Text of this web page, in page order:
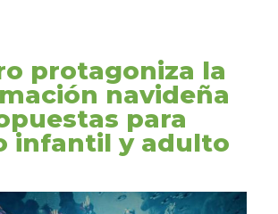
protagoniza la
navideña
para
infantil y adulto